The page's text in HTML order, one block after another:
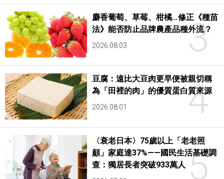
3
麝香葡萄、草莓、柑橘…修正《種苗
法》能否防止品牌農產品種外流？
2026.08.03
4
豆腐：遠比大豆肉更早便被親切稱
為「田裡的肉」的優質蛋白質來源
2026.08.01
5
〈衰老日本〉75歲以上「老老照
顧」家庭達37%——國民生活基礎調
查：獨居長者突破933萬人